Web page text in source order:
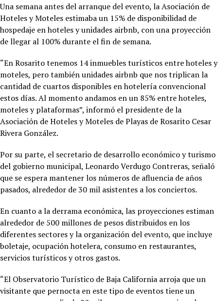
Una semana antes del arranque del evento, la Asociación de
Hoteles y Moteles estimaba un 15% de disponibilidad de
hospedaje en hoteles y unidades airbnb, con una proyección
de llegar al 100% durante el fin de semana.
“En Rosarito tenemos 14 inmuebles turísticos entre hoteles y
moteles, pero también unidades airbnb que nos triplican la
cantidad de cuartos disponibles en hotelería convencional
estos días. Al momento andamos en un 85% entre hoteles,
moteles y plataformas”, informó el presidente de la
Asociación de Hoteles y Moteles de Playas de Rosarito Cesar
Rivera González.
Por su parte, el secretario de desarrollo económico y turismo
del gobierno municipal, Leonardo Verdugo Contreras, señaló
que se espera mantener los números de afluencia de años
pasados, alrededor de 30 mil asistentes a los conciertos.
En cuanto a la derrama económica, las proyecciones estiman
alrededor de 500 millones de pesos distribuidos en los
diferentes sectores y la organización del evento, que incluye
boletaje, ocupación hotelera, consumo en restaurantes,
servicios turísticos y otros gastos.
“El Observatorio Turístico de Baja California arroja que un
visitante que pernocta en este tipo de eventos tiene un